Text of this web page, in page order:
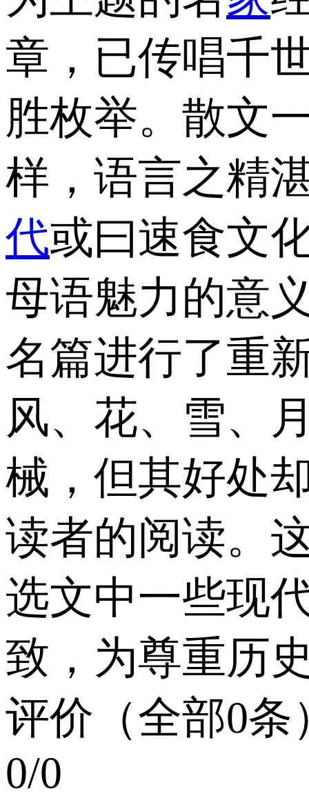
章，已传唱千
胜枚举。散文
样，语言之精
代或曰速食文
母语魅力的意
名篇进行了重
风、花、雪、
械，但其好处
读者的阅读。
选文中一些现
致，为尊重历
评价（全部0条
0/0